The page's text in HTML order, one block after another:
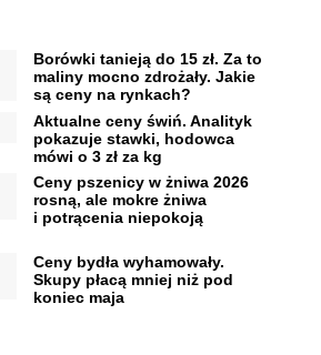
Borówki tanieją do 15 zł. Za to
maliny mocno zdrożały. Jakie
są ceny na rynkach?
Aktualne ceny świń. Analityk
pokazuje stawki, hodowca
mówi o 3 zł za kg
Ceny pszenicy w żniwa 2026
rosną, ale mokre żniwa
i potrącenia niepokoją
Ceny bydła wyhamowały.
Skupy płacą mniej niż pod
koniec maja